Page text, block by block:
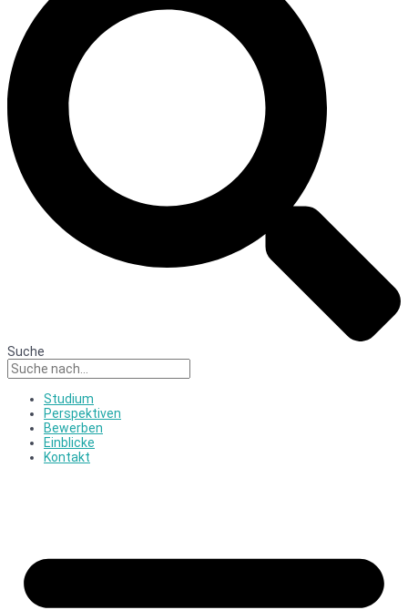
Suche
Studium
Perspektiven
Bewerben
Einblicke
Kontakt